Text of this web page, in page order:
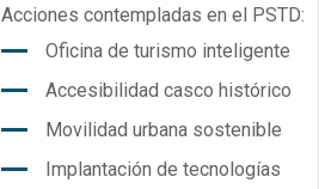
Acciones contempladas en el PSTD:
Oficina de turismo inteligente
Accesibilidad casco histórico
Movilidad urbana sostenible
Implantación de tecnologías